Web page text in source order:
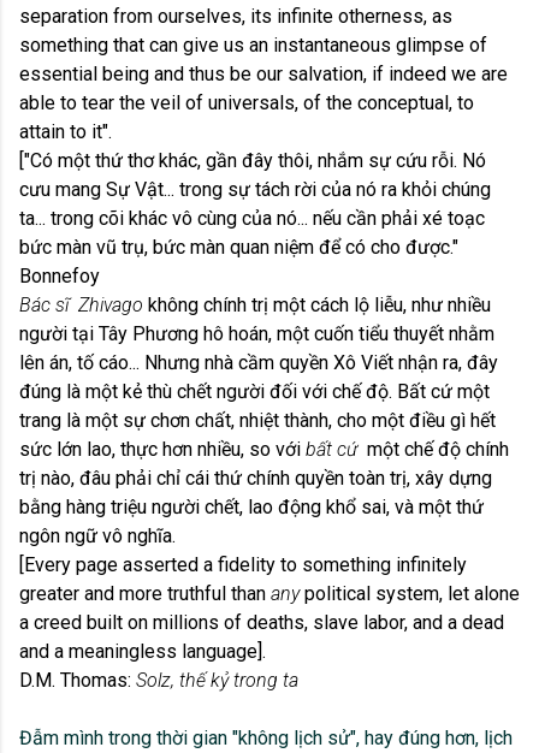
separation from ourselves, its infinite otherness, as
something that can give us an instantaneous glimpse of
essential being and thus be our salvation, if indeed we are
able to tear the veil of universals, of the conceptual, to
attain to it".
["Có một thứ thơ khác, gần đây thôi, nhắm sự cứu rỗi. Nó
cưu mang Sự Vật... trong sự tách rời của nó ra khỏi chúng
ta... trong cõi khác vô cùng của nó... nếu cần phải xé toạc
bức màn vũ trụ, bức màn quan niệm để có cho được."
Bonnefoy
Bác sĩ Zhivago không chính trị một cách lộ liễu, như nhiều
người tại Tây Phương hô hoán, một cuốn tiểu thuyết nhằm
lên án, tố cáo... Nhưng nhà cầm quyền Xô Viết nhận ra, đây
đúng là một kẻ thù chết người đối với chế độ. Bất cứ một
trang là một sự chơn chất, nhiệt thành, cho một điều gì hết
sức lớn lao, thực hơn nhiều, so với bất cứmột chế độ chính
trị nào, đâu phải chỉ cái thứ chính quyền toàn trị, xây dựng
bằng hàng triệu người chết, lao động khổ sai, và một thứ
ngôn ngữ vô nghĩa.
[Every page asserted a fidelity to something infinitely
greater and more truthful than anypolitical system, let alone
a creed built on millions of deaths, slave labor, and a dead
and a meaningless language].
D.M. Thomas: Solz, thế kỷ trong ta
Đẫm mình trong thời gian "không lịch sử", hay đúng hơn, lịch